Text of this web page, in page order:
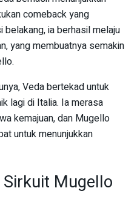
comeback yang
ia berhasil melaju
yang membuatnya semakin
Veda bertekad untuk
lagi di Italia. Ia merasa
kemajuan, dan Mugello
untuk menunjukkan
Mugello